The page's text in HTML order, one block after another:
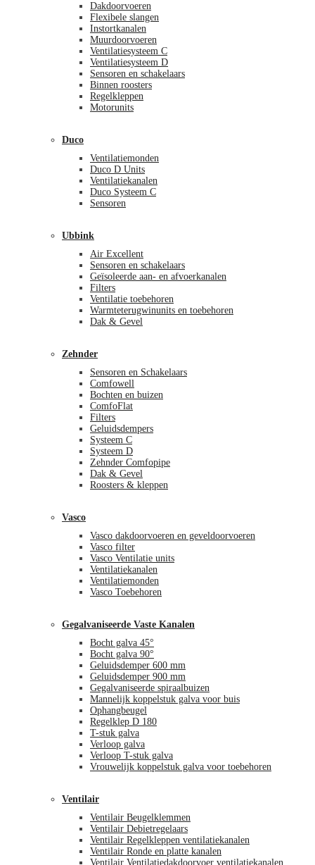
Dakdoorvoeren
Flexibele slangen
Instortkanalen
Muurdoorvoeren
Ventilatiesysteem C
Ventilatiesysteem D
Sensoren en schakelaars
Binnen roosters
Regelkleppen
Motorunits
Duco
Ventilatiemonden
Duco D Units
Ventilatiekanalen
Duco Systeem C
Sensoren
Ubbink
Air Excellent
Sensoren en schakelaars
Geïsoleerde aan- en afvoerkanalen
Filters
Ventilatie toebehoren
Warmteterugwinunits en toebehoren
Dak & Gevel
Zehnder
Sensoren en Schakelaars
Comfowell
Bochten en buizen
ComfoFlat
Filters
Geluidsdempers
Systeem C
Systeem D
Zehnder Comfopipe
Dak & Gevel
Roosters & kleppen
Vasco
Vasco dakdoorvoeren en geveldoorvoeren
Vasco filter
Vasco Ventilatie units
Ventilatiekanalen
Ventilatiemonden
Vasco Toebehoren
Gegalvaniseerde Vaste Kanalen
Bocht galva 45°
Bocht galva 90°
Geluidsdemper 600 mm
Geluidsdemper 900 mm
Gegalvaniseerde spiraalbuizen
Mannelijk koppelstuk galva voor buis
Ophangbeugel
Regelklep D 180
T-stuk galva
Verloop galva
Verloop T-stuk galva
Vrouwelijk koppelstuk galva voor toebehoren
Ventilair
Ventilair Beugelklemmen
Ventilair Debietregelaars
Ventilair Regelkleppen ventilatiekanalen
Ventilair Ronde en platte kanalen
Ventilair Ventilatiedakdoorvoer ventilatiekanalen